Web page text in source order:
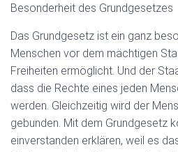
Besonderheit des Grundgesetzes
Das Grundgesetz ist ein ganz
Menschen vor dem mächtigen
Freiheiten ermöglicht. Und der
dass die Rechte eines jeden
werden. Gleichzeitig wird der
gebunden. Mit dem Grundgesetz
einverstanden erklären, weil es